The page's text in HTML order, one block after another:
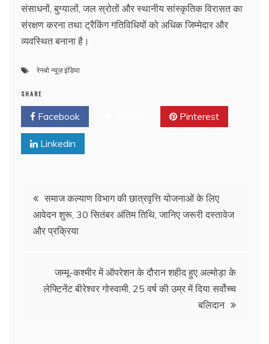
संसाधनों, बुग्यालों, जल स्रोतों और स्थानीय सांस्कृतिक विरासत का
संरक्षण करना तथा ट्रैकिंग गतिविधियों को अधिक जिम्मेदार और
व्यवस्थित बनाना है।
रेनबो न्यूज़ इंडिया
SHARE
Facebook Pinterest
Linkedin
Post
navigation
समाज कल्याण विभाग की छात्रवृत्ति योजनाओं के लिए
आवेदन शुरू, 30 सितंबर अंतिम तिथि, जानिए जरूरी दस्तावेज
और प्रक्रिया
जम्मू-कश्मीर में ऑपरेशन के दौरान शहीद हुए अल्मोड़ा के
लेफ्टिनेंट बीरेश्वर गोस्वामी, 25 वर्ष की उम्र में दिया सर्वोच्च
बलिदान